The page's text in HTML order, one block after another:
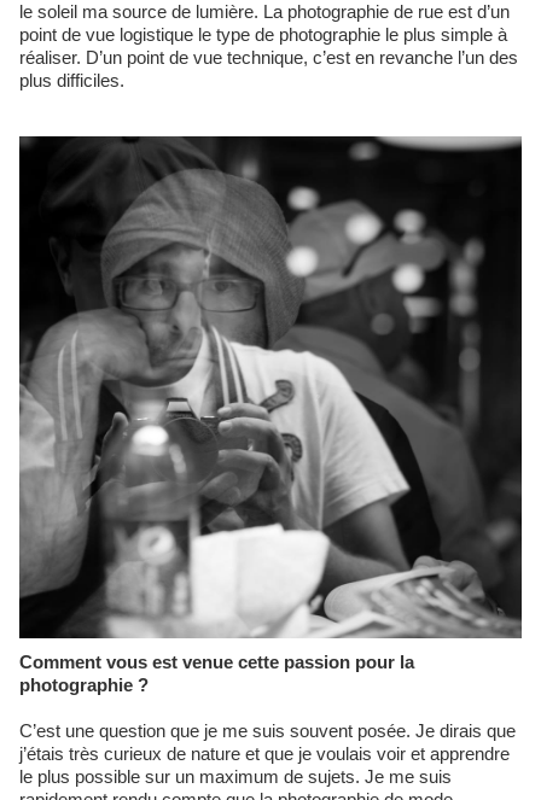
le soleil ma source de lumière. La photographie de rue est d’un
point de vue logistique le type de photographie le plus simple à
réaliser. D’un point de vue technique, c’est en revanche l’un des
plus difficiles.
Comment vous est venue cette passion pour la
photographie ?
C’est une question que je me suis souvent posée. Je dirais que
j’étais très curieux de nature et que je voulais voir et apprendre
le plus possible sur un maximum de sujets. Je me suis